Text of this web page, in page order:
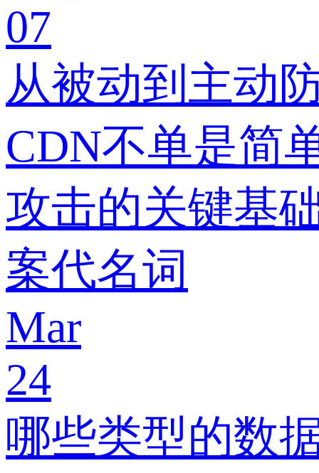
07
从被动到主动
CDN不单是简
攻击的关键基
案代名词
Mar
24
哪些类型的数